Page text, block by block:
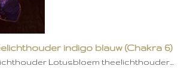
indigo blauw (Chakra 6)
Lotusbloem theelichthouder…